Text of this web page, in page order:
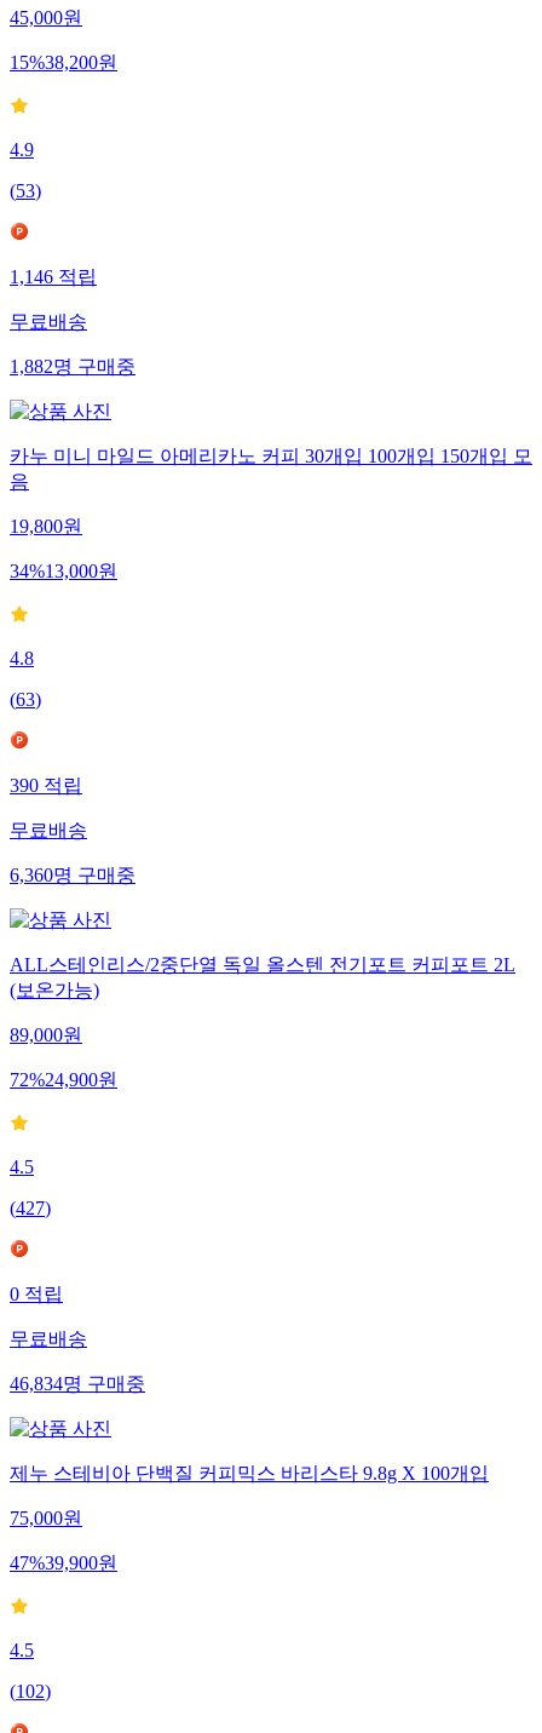
45,000원
15%38,200원
4.9
(53)
1,146적립
무료배송
1,882명구매중
카누 미니 마일드 아메리카노 커피 30개입 100개입 150개입 모
음
19,800원
34%13,000원
4.8
(63)
390적립
무료배송
6,360명구매중
ALL스테인리스/2중단열 독일 올스텐 전기포트 커피포트 2L
(보온가능)
89,000원
72%24,900원
4.5
(427)
0적립
무료배송
46,834명구매중
제누 스테비아 단백질 커피믹스 바리스타 9.8g X 100개입
75,000원
47%39,900원
4.5
(102)